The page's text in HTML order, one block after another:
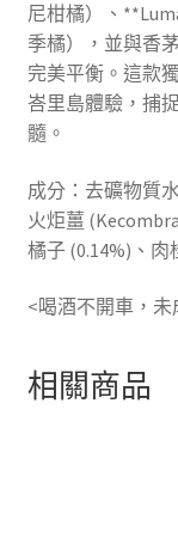
尼柑橘）、
季橘），並與香
完美平衡。這款
峇里島體驗，捕
髓。
成分：去礦物質
火炬薑
橘子 (0.14%)、
<喝酒不開車，
相關商品